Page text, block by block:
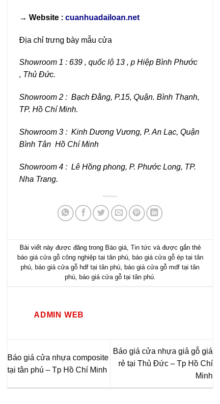
→ Website : cuanhuadailoan.net
Địa chỉ trưng bày mẫu cửa
Showroom 1 : 639 , quốc lộ 13 , p Hiệp Bình Phước
, Thủ Đức.
Showroom 2 : Bạch Đằng, P.15, Quận. Bình Thạnh,
TP. Hồ Chí Minh.
Showroom 3 : Kinh Dương Vương, P. An Lạc, Quận
Bình Tân Hồ Chí Minh
Showroom 4 : Lê Hồng phong, P. Phước Long, TP.
Nha Trang.
Bài viết này được đăng trong Báo giá, Tin tức và được gắn thẻ
báo giá cửa gỗ công nghiệp tại tân phú, báo giá cửa gỗ ép tại tân
phú, báo giá cửa gỗ hdf tại tân phú, báo giá cửa gỗ mdf tại tân
phú, báo giá cửa gỗ tại tân phú.
ADMIN WEB
Báo giá cửa nhựa composite
tại tân phú – Tp Hồ Chí Minh
Báo giá cửa nhựa giả gỗ giá
rẻ tại Thủ Đức – Tp Hồ Chí
Minh